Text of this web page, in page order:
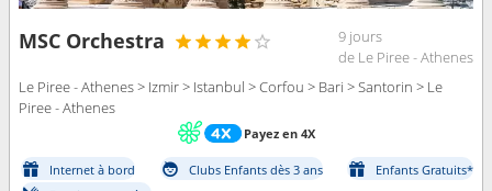
MSC Orchestra
9 jours
de Le Piree - Athenes
Le Piree - Athenes > Izmir > Istanbul > Corfou > Bari > Santorin > Le
Piree - Athenes
Payez en 4X
Internet à bord Clubs Enfants dès 3 ans
Enfants Gratuits*